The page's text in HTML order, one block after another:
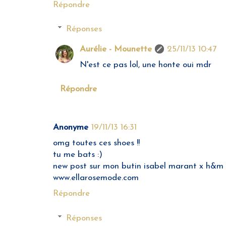
Répondre
Réponses
Aurélie - Mounette
25/11/13 10:47
N'est ce pas lol, une honte oui mdr
Répondre
Anonyme 19/11/13 16:31
omg toutes ces shoes !!
tu me bats :)
new post sur mon butin isabel marant x h&m
www.ellarosemode.com
Répondre
Réponses